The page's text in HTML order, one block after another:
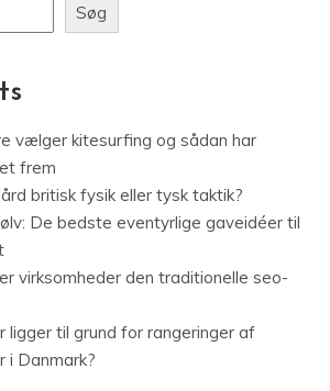
Søg
vælger kitesurfing og sådan har
frem
britisk fysik eller tysk taktik?
De bedste eventyrlige gaveidéer til
virksomheder den traditionelle seo-
ligger til grund for rangeringer af
i Danmark?